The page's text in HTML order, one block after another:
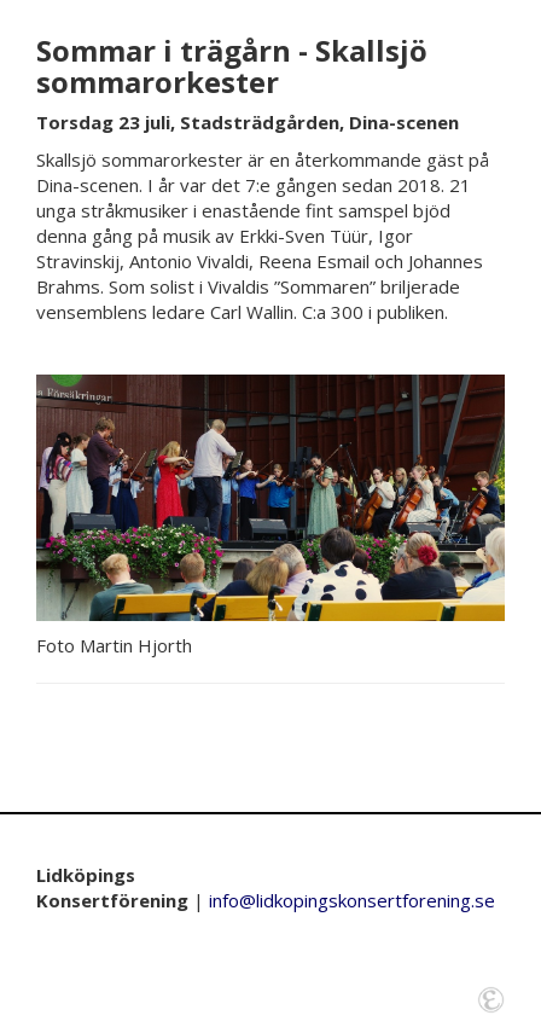
Sommar i trägårn - Skallsjö
sommarorkester
Torsdag 23 juli, Stadsträdgården, Dina-scenen
Skallsjö sommarorkester är en återkommande gäst på
Dina-scenen. I år var det 7:e gången sedan 2018. 21
unga stråkmusiker i enastående fint samspel bjöd
denna gång på musik av Erkki-Sven Tüür, Igor
Stravinskij, Antonio Vivaldi, Reena Esmail och Johannes
Brahms. Som solist i Vivaldis ”Sommaren” briljerade
vensemblens ledare Carl Wallin. C:a 300 i publiken.
Foto Martin Hjorth
Lidköpings
Konsertförening | info@lidkopingskonsertforening.se